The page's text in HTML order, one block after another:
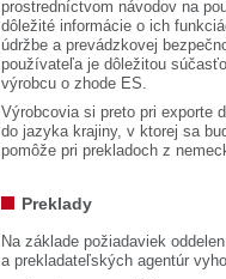
prostredníctvom návodov na
dôležité informácie o ich
údržbe a prevádzkovej
používateľa je dôležitou
výrobcu o zhode ES.
Výrobcovia si preto pri exporte
do jazyka krajiny, v ktorej sa
pomôže pri prekladoch z
Preklady
Na základe požiadaviek
a prekladateľských agentúr